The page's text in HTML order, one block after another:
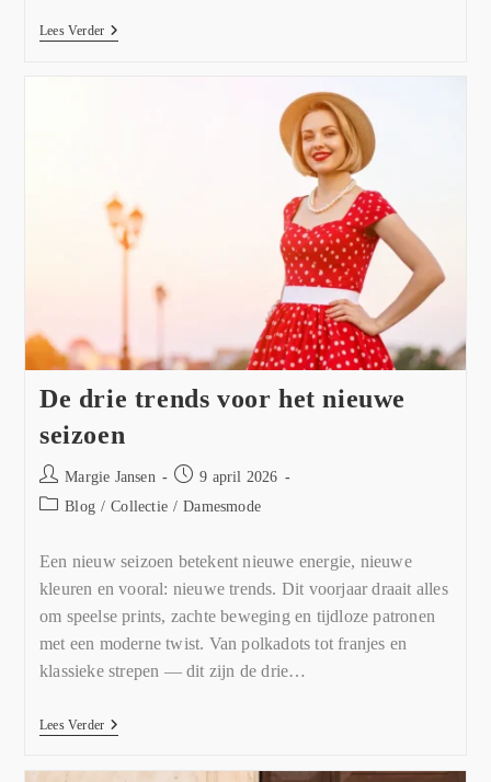
Lees Verder
De drie trends voor het nieuwe
seizoen
Margie Jansen
9 april 2026
Blog / Collectie / Damesmode
Een nieuw seizoen betekent nieuwe energie, nieuwe
kleuren en vooral: nieuwe trends. Dit voorjaar draait alles
om speelse prints, zachte beweging en tijdloze patronen
met een moderne twist. Van polkadots tot franjes en
klassieke strepen — dit zijn de drie…
Lees Verder